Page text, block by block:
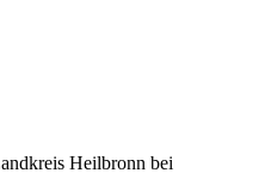
Heilbronn bei